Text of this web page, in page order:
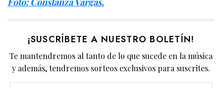
¡SUSCRÍBETE A NUESTRO BOLETÍN!
Te mantendremos al tanto de lo que sucede en la música
y además, tendremos sorteos exclusivos para suscrites.